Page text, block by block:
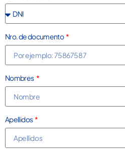
Nro. de documento
Nombres
Apellidos